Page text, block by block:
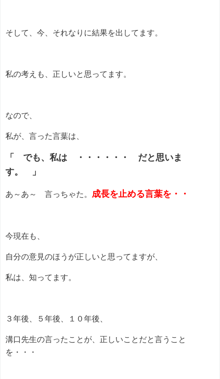
そして、今、それなりに結果を出してます。
私の考えも、正しいと思ってます。
なので、
私が、言った言葉は、
「 でも、私は ・・・・・・ だと思いま
す。 」
あ～あ～ 言っちゃた。 成長を止める言葉を・・
今現在も、
自分の意見のほうが正しいと思ってますが、
私は、知ってます。
３年後、５年後、１０年後、
溝口先生の言ったことが、正しいことだと言うこと
を・・・